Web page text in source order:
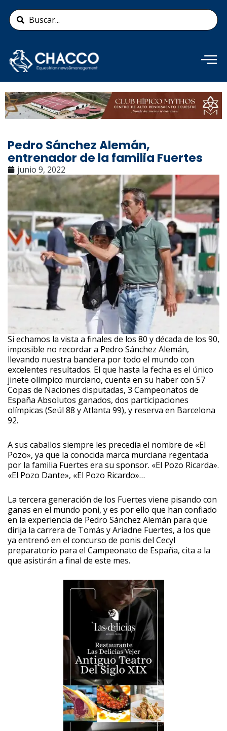
contenido
Search
...
Añade aquí tu texto de
cabecera
Pedro Sánchez Alemán,
entrenador de la familia Fuertes
junio 9, 2022
Si echamos la vista a finales de los 80 y década de los 90,
imposible no recordar a Pedro Sánchez Alemán,
llevando nuestra bandera por todo el mundo con
excelentes resultados. El que hasta la fecha es el único
jinete olímpico murciano, cuenta en su haber con 57
Copas de Naciones disputadas, 3 Campeonatos de
España Absolutos ganados, dos participaciones
olímpicas (Seúl 88 y Atlanta 99), y reserva en Barcelona
92.
A sus caballos siempre les precedía el nombre de «El
Pozo», ya que la conocida marca murciana regentada
por la familia Fuertes era su sponsor. «El Pozo Ricarda».
«El Pozo Dante», «El Pozo Ricardo»…
La tercera generación de los Fuertes viene pisando con
ganas en el mundo poni, y es por ello que han confiado
en la experiencia de Pedro Sánchez Alemán para que
dirija la carrera de Tomás y Ariadne Fuertes, a los que
ya entrenó en el concurso de ponis del Cecyl
preparatorio para el Campeonato de España, cita a la
que asistirán a final de este mes.